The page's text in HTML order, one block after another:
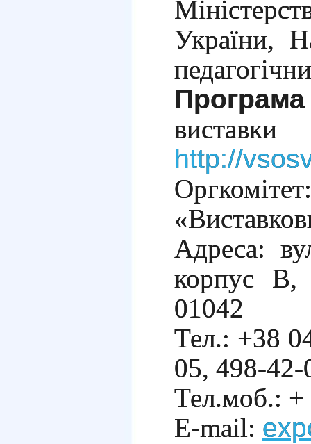
України,
виставки
http://
Адреса:
корпус
01042
Тел.: +38
05, 498-
Тел.моб.: +
E-mail: